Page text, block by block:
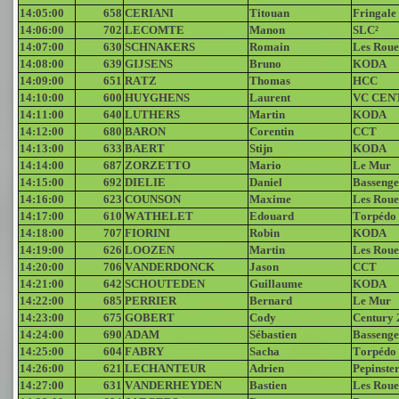
14:05:00
658 CERIANI Titouan
Fringale
14:06:00
702 LECOMTE Manon
SLC²
14:07:00
630 SCHNAKERS Romain
Les
14:08:00
639 GIJSENS Bruno
KODA
14:09:00
651 RATZ Thomas
HCC
14:10:00
600 HUYGHENS Laurent
VC
14:11:00
640 LUTHERS Martin
KODA
14:12:00
680 BARON Corentin
CCT
14:13:00
633 BAERT Stijn
KODA
14:14:00
687 ZORZETTO Mario
Le Mur
14:15:00
692 DIELIE Daniel
14:16:00
623 COUNSON Maxime
Les
14:17:00
610 WATHELET Edouard
Torpédo
14:18:00
707 FIORINI Robin
KODA
14:19:00
626 LOOZEN Martin
Les
14:20:00
706 VANDERDONCK Jason
CCT
14:21:00
642 SCHOUTEDEN Guillaume
KODA
14:22:00
685 PERRIER Bernard
Le Mur
14:23:00
675 GOBERT Cody
Century
14:24:00
690 ADAM Sébastien
14:25:00
604 FABRY Sacha
Torpédo
14:26:00
621 LECHANTEUR Adrien
14:27:00
631 VANDERHEYDEN Bastien
Les